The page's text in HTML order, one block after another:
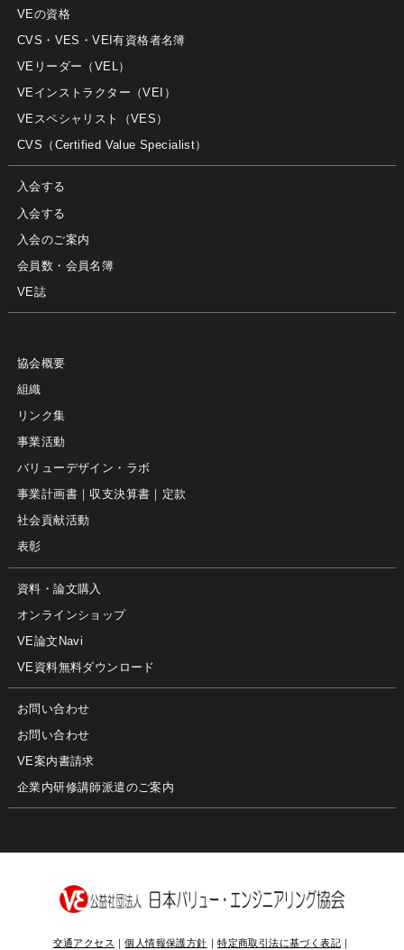
VEの資格
CVS・VES・VEI有資格者名簿
VEリーダー（VEL）
VEインストラクター（VEI）
VEスペシャリスト（VES）
CVS（Certified Value Specialist）
入会する
入会する
入会のご案内
会員数・会員名簿
VE誌
協会概要
組織
リンク集
事業活動
バリューデザイン・ラボ
事業計画書｜収支決算書｜定款
社会貢献活動
表彰
資料・論文購入
オンラインショップ
VE論文Navi
VE資料無料ダウンロード
お問い合わせ
お問い合わせ
VE案内書請求
企業内研修講師派遣のご案内
交通アクセス ｜個人情報保護方針 ｜特定商取引法に基づく表記｜